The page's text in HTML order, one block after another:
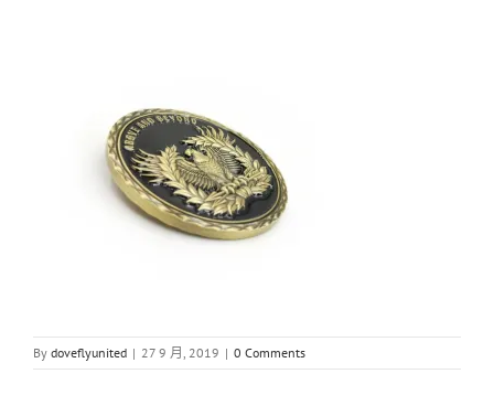
By doveflyunited | 27 9 月, 2019 | 0 Comments